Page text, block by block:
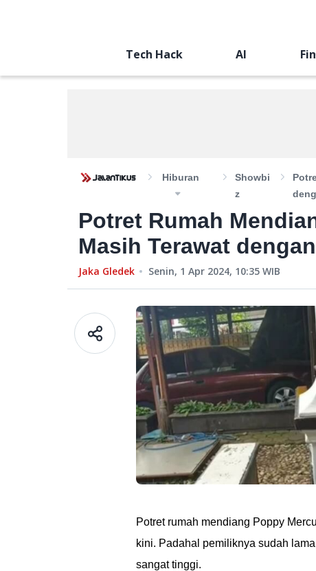
Tech Hack AI
Hiburan
Showbi
Z
Potret Rumah
Masih Terawat
Jaka Gledek Senin, 1 Apr 2024, 10:35 WIB
Potret rumah mendiang Poppy
kini. Padahal pemiliknya sudah
sangat tinggi.